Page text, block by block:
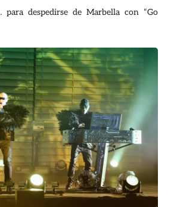
despedirse de Marbella con “Go